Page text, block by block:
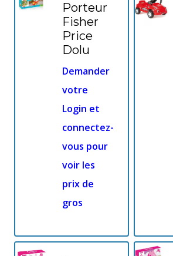
Porteur
Fisher
Price
Dolu
Demander
votre
Login et
connectez-
vous pour
voir les
prix de
gros